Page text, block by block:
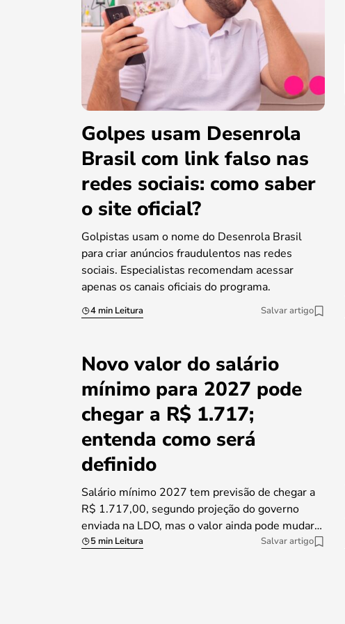
Golpes usam Desenrola
Brasil com link falso nas
redes sociais: como saber
o site oficial?
Golpistas usam o nome do Desenrola Brasil
para criar anúncios fraudulentos nas redes
sociais. Especialistas recomendam acessar
apenas os canais oficiais do programa.
4 min Leitura Salvar artigo
Novo valor do salário
mínimo para 2027 pode
chegar a R$ 1.717;
entenda como será
definido
Salário mínimo 2027 tem previsão de chegar a
R$ 1.717,00, segundo projeção do governo
enviada na LDO, mas o valor ainda pode mudar…
5 min Leitura Salvar artigo